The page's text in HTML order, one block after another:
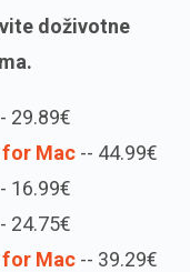
doživotne
29.89€
for Mac -- 44.99€
16.99€
24.75€
for Mac -- 39.29€